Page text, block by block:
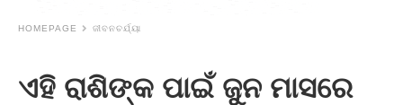
HOMEPAGE ଜୀବନଚର୍ଯ୍ୟା
ଏହି ରାଶିଙ୍କ ପାଇଁ ଜୁନ ମାସରେ